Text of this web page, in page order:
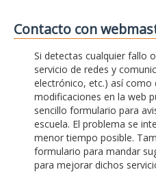
Contacto con
Si detectas cualquier fallo
servicio de redes y
electrónico, etc.) así como
modificaciones en la web
sencillo formulario para
escuela. El problema se
menor tiempo posible.
formulario para mandar
para mejorar dichos